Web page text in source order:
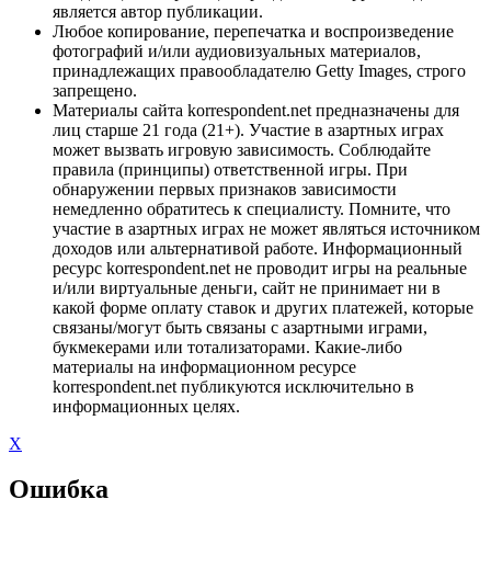
является автор публикации.
Любое копирование, перепечатка и воспроизведение
фотографий и/или аудиовизуальных материалов,
принадлежащих правообладателю Getty Images, строго
запрещено.
Материалы сайта korrespondent.net предназначены для
лиц старше 21 года (21+). Участие в азартных играх
может вызвать игровую зависимость. Соблюдайте
правила (принципы) ответственной игры. При
обнаружении первых признаков зависимости
немедленно обратитесь к специалисту. Помните, что
участие в азартных играх не может являться источником
доходов или альтернативой работе. Информационный
ресурс korrespondent.net не проводит игры на реальные
и/или виртуальные деньги, сайт не принимает ни в
какой форме оплату ставок и других платежей, которые
связаны/могут быть связаны с азартными играми,
букмекерами или тотализаторами. Какие-либо
материалы на информационном ресурсе
korrespondent.net публикуются исключительно в
информационных целях.
X
Ошибка